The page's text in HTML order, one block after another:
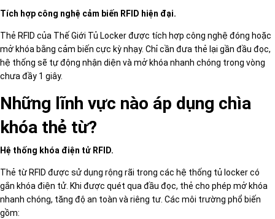
Tích hợp công nghệ cảm biến RFID hiện đại.
Thẻ RFID của Thế Giới Tủ Locker được tích hợp công nghệ đóng hoặc
mở khóa bằng cảm biến cực kỳ nhạy. Chỉ cần đưa thẻ lại gần đầu đọc,
hệ thống sẽ tự động nhận diện và mở khóa nhanh chóng trong vòng
chưa đầy 1 giây.
Những lĩnh vực nào áp dụng chìa
khóa thẻ từ?
Hệ thống khóa điện tử RFID.
Thẻ từ RFID được sử dụng rộng rãi trong các hệ thống tủ locker có
gắn khóa điện tử. Khi được quét qua đầu đọc, thẻ cho phép mở khóa
nhanh chóng, tăng độ an toàn và riêng tư. Các môi trường phổ biến
gồm: